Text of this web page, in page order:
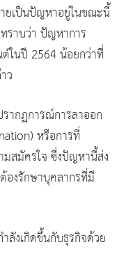
ยเป็นปัญหาอยู่ในขณะนี้
ราบว่า ปัญหาการ
ในปี 2564 น้อยกว่าที่
ว
ากฏการณ์การลาออก
หรือการที่
สมัครใจ ซึ่งปัญหานี้ส่ง
องรักษาบุคลากรที่มี
ลังเกิดขึ้นกับธุรกิจด้วย